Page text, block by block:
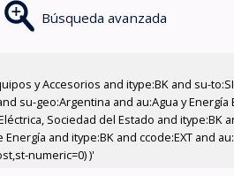
Búsqueda avanzada
y Accesorios and itype:BK and su-
su-geo:Argentina and au:Agua y
Sociedad del Estado and itype:BK
and itype:BK and ccode:EXT and
numeric=0) )'